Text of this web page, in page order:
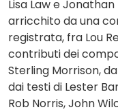
Lisa Law e
arricchito da una
registrata, fra Lou
contributi dei
Sterling Morrison,
dai testi di Lester
Rob Norris, John